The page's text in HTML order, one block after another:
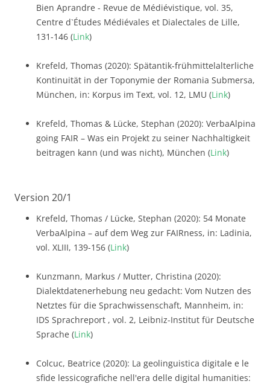
Bien Aprandre - Revue de Médiévistique, vol. 35,
Centre d`Études Médiévales et Dialectales de Lille,
131-146 (Link)
Krefeld, Thomas (2020): Spätantik-frühmittelalterliche
Kontinuität in der Toponymie der Romania Submersa,
München, in: Korpus im Text, vol. 12, LMU (Link)
Krefeld, Thomas & Lücke, Stephan (2020): VerbaAlpina
going FAIR – Was ein Projekt zu seiner Nachhaltigkeit
beitragen kann (und was nicht), München (Link)
Version 20/1
Krefeld, Thomas / Lücke, Stephan (2020): 54 Monate
VerbaAlpina – auf dem Weg zur FAIRness, in: Ladinia,
vol. XLIII, 139-156 (Link)
Kunzmann, Markus / Mutter, Christina (2020):
Dialektdatenerhebung neu gedacht: Vom Nutzen des
Netztes für die Sprachwissenschaft, Mannheim, in:
IDS Sprachreport , vol. 2, Leibniz-Institut für Deutsche
Sprache (Link)
Colcuc, Beatrice (2020): La geolinguistica digitale e le
sfide lessicografiche nell'era delle digital humanities: